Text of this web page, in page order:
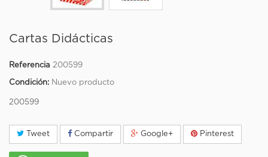
Cartas Didácticas
Referencia 200599
Condición: Nuevo producto
200599
Tweet Compartir Google+ Pinterest